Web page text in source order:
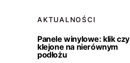
AKTUALNOŚCI
Panele winylowe: klik czy
klejone na nierównym
podłożu